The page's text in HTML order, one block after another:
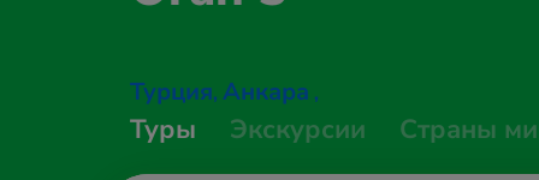
Турция, Анкара ,
Туры Экскурсии Страны